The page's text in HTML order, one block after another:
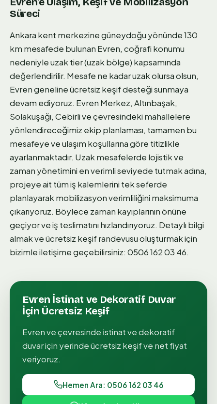
Süreci
Ankara kent merkezine güneydoğu yönünde 130
km mesafede bulunan Evren, coğrafi konumu
nedeniyle uzak tier (uzak bölge) kapsamında
değerlendirilir. Mesafe ne kadar uzak olursa olsun,
Evren geneline ücretsiz keşif desteği sunmaya
devam ediyoruz. Evren Merkez, Altınbaşak,
Solakuşağı, Cebirli ve çevresindeki mahallelere
yönlendireceğimiz ekip planlaması, tamamen bu
mesafeye ve ulaşım koşullarına göre titizlikle
ayarlanmaktadır. Uzak mesafelerde lojistik ve
zaman yönetimini en verimli seviyede tutmak adına,
projeye ait tüm iş kalemlerini tek seferde
planlayarak mobilizasyon verimliliğini maksimuma
çıkarıyoruz. Böylece zaman kayıplarının önüne
geçiyor ve iş teslimatını hızlandırıyoruz. Detaylı bilgi
almak ve ücretsiz keşif randevusu oluşturmak için
bizimle iletişime geçebilirsiniz: 0506 162 03 46.
Evren İstinat ve Dekoratif Duvar
İçin Ücretsiz Keşif
Evrenve çevresinde i̇stinat ve dekoratif
duvariçin yerinde ücretsiz keşif ve net fiyat
veriyoruz.
Hemen Ara: 0506 162 03 46